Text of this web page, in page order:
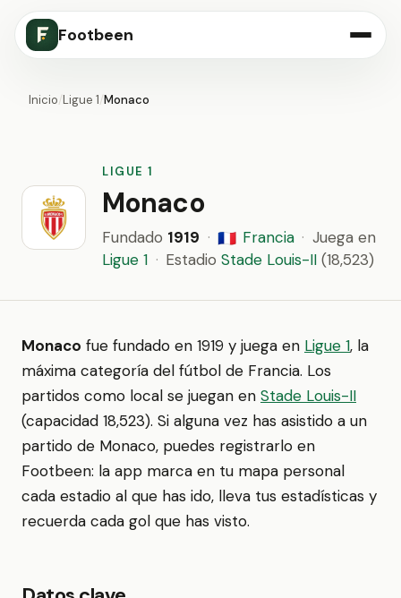
Footbeen
Inicio/Ligue 1/Monaco
LIGUE 1
Monaco
Fundado 1919 · 🇫🇷 Francia · Juega en
Ligue 1 · Estadio Stade Louis-II (18,523)
Monaco fue fundado en 1919 y juega en Ligue 1, la
máxima categoría del fútbol de Francia. Los
partidos como local se juegan en Stade Louis-II
(capacidad 18,523). Si alguna vez has asistido a un
partido de Monaco, puedes registrarlo en
Footbeen: la app marca en tu mapa personal
cada estadio al que has ido, lleva tus estadísticas y
recuerda cada gol que has visto.